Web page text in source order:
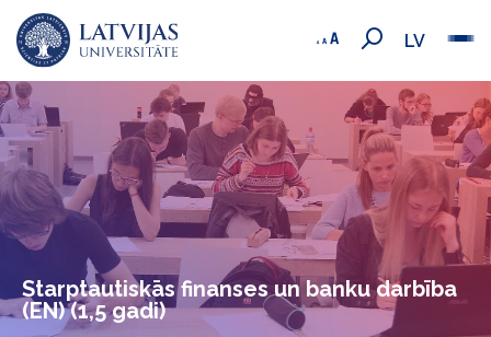
LV
Starptautiskās finanses un banku darbība
(EN) (1,5 gadi)